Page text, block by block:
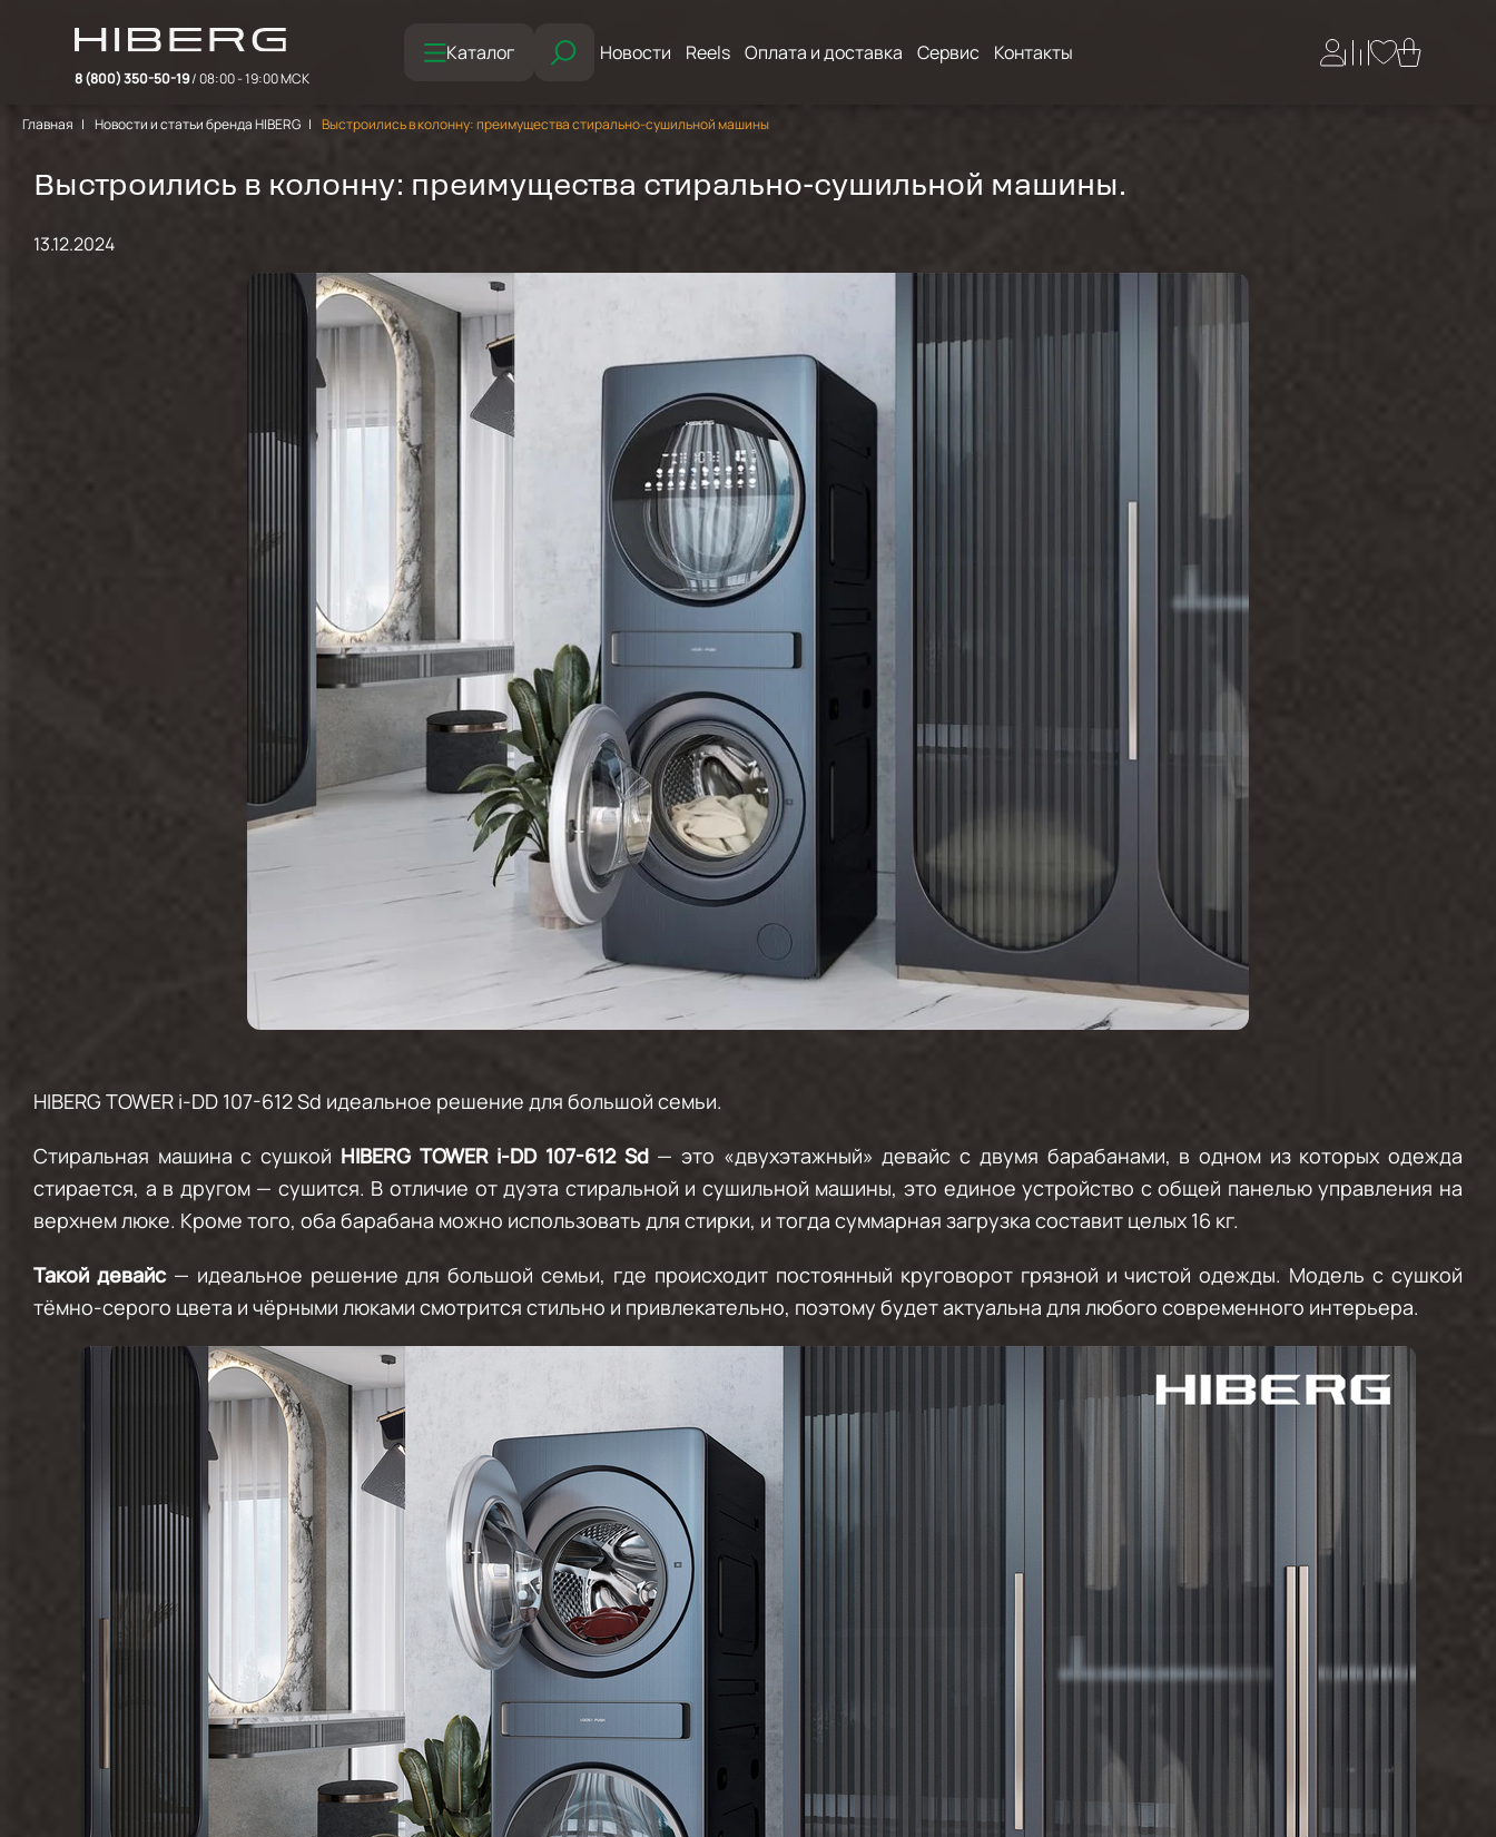
8 (800) 350-50-19/ 08:00 - 19:00 МСК
Каталог Новости Reels Оплата и доставка Сервис Контакты
Главная Новости и статьи бренда HIBERG Выстроились в колонну: преимущества стирально-сушильной машины
Выстроились в колонну: преимущества стирально-сушильной машины.
13.12.2024
HIBERG TOWER i-DD 107-612 Sd идеальное решение для большой семьи.
Стиральная машина с сушкой HIBERG TOWER i-DD 107-612 Sd— это «двухэтажный» девайс с двумя барабанами, в одном из которых одежда
стирается, а в другом — сушится. В отличие от дуэта стиральной и сушильной машины, это единое устройство с общей панелью управления на
верхнем люке. Кроме того, оба барабана можно использовать для стирки, и тогда суммарная загрузка составит целых 16 кг.
Такой девайс— идеальное решение для большой семьи, где происходит постоянный круговорот грязной и чистой одежды. Модель с сушкой
тёмно-серого цвета и чёрными люками смотрится стильно и привлекательно, поэтому будет актуальна для любого современного интерьера.